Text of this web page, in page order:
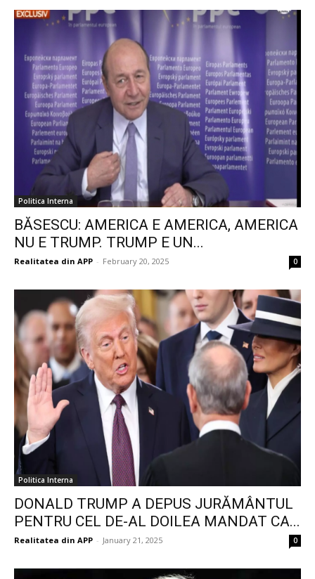
Politica Interna
BĂSESCU: AMERICA E AMERICA, AMERICA
NU E TRUMP. TRUMP E UN...
Realitatea din APP - February 20, 2025 0
Politica Interna
DONALD TRUMP A DEPUS JURĂMÂNTUL
PENTRU CEL DE-AL DOILEA MANDAT CA...
Realitatea din APP - January 21, 2025 0